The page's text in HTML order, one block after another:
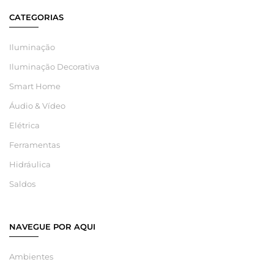
CATEGORIAS
Iluminação
Iluminação Decorativa
Smart Home
Áudio & Vídeo
Elétrica
Ferramentas
Hidráulica
Saldos
NAVEGUE POR AQUI
Ambientes